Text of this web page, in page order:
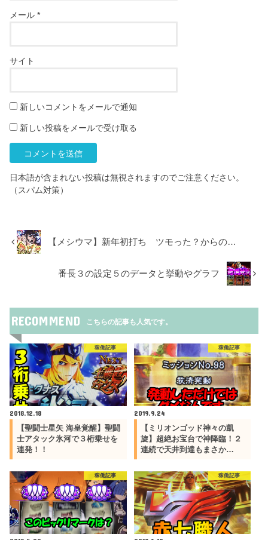
メール*
サイト
新しいコメントをメールで通知
新しい投稿をメールで受け取る
日本語が含まれない投稿は無視されますのでご注意ください。
（スパム対策）
【メシウマ】新年初打ち ツモった？からの…
番長３の設定５のデータと挙動やグラフ
RECOMMEND こちらの記事も人気です。
稼働記事
2018.12.18
【聖闘士星矢 海皇覚醒】聖闘
士アタック氷河で３桁乗せを
連発！！
稼働記事
2019.9.24
【ミリオンゴッド神々の凱
旋】超絶お宝台で神降臨！２
連続で天井到達もまさか…
稼働記事 稼働記事